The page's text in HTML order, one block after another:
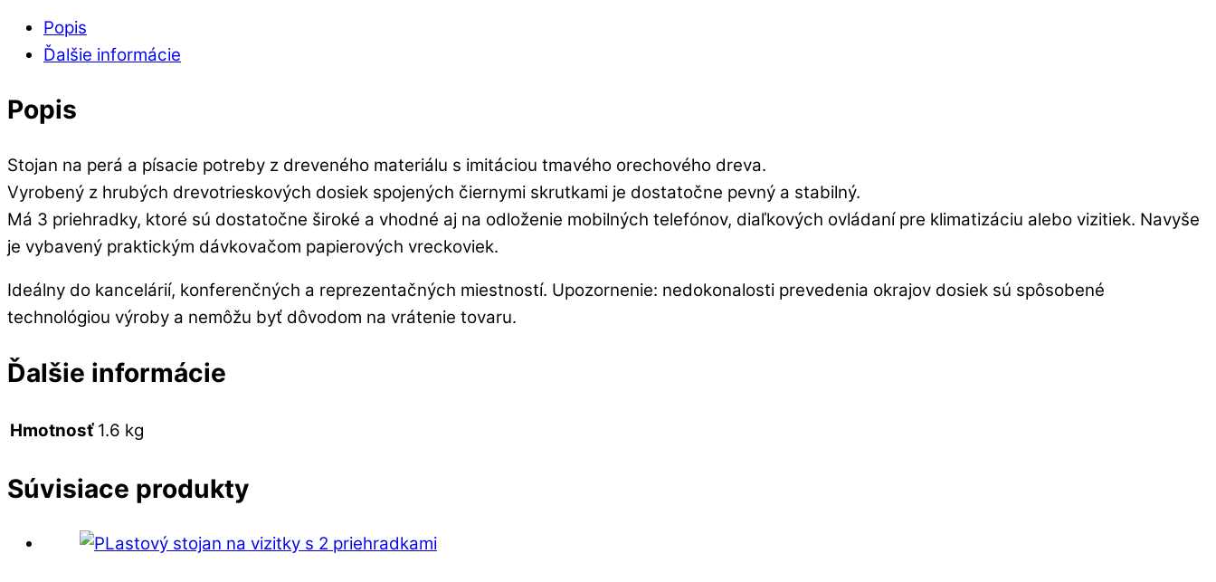
Popis
Ďalšie informácie
Popis
Stojan na perá a písacie potreby z dreveného materiálu s imitáciou tmavého orechového dreva.
Vyrobený z hrubých drevotrieskových dosiek spojených čiernymi skrutkami je dostatočne pevný a stabilný.
Má 3 priehradky, ktoré sú dostatočne široké a vhodné aj na odloženie mobilných telefónov, diaľkových ovládaní pre klimatizáciu alebo vizitiek. Navyše
je vybavený praktickým dávkovačom papierových vreckoviek.
Ideálny do kancelárií, konferenčných a reprezentačných miestností. Upozornenie: nedokonalosti prevedenia okrajov dosiek sú spôsobené
technológiou výroby a nemôžu byť dôvodom na vrátenie tovaru.
Ďalšie informácie
Hmotnosť 1.6 kg
Súvisiace produkty